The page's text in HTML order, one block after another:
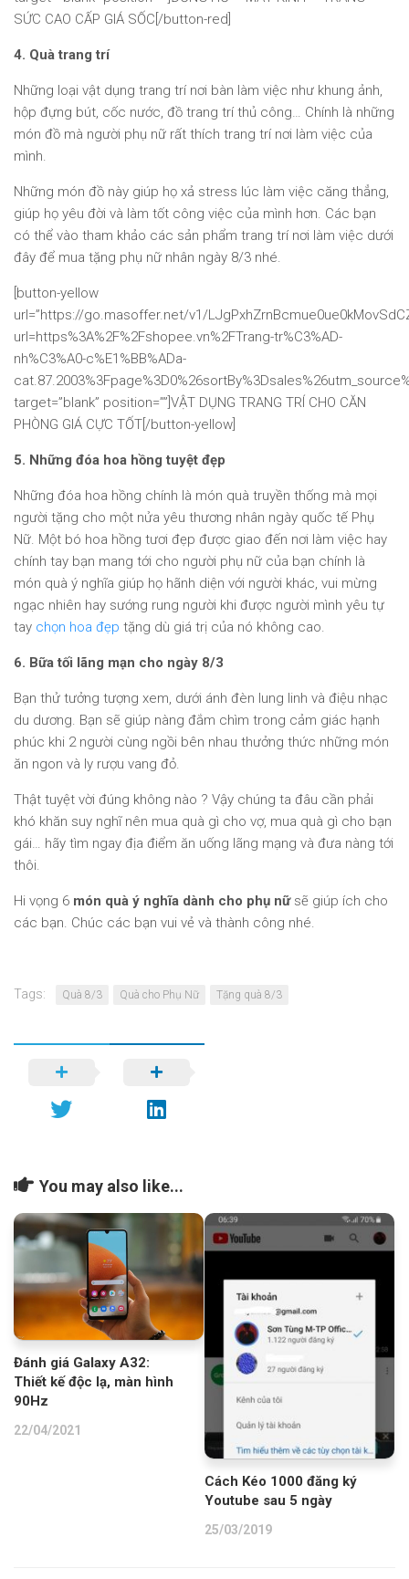
SỨC CAO CẤP GIÁ SỐC[/button-red]
4. Quà trang trí
Những loại vật dụng trang trí nơi bàn làm việc như khung ảnh,
hộp đựng bút, cốc nước, đồ trang trí thủ công… Chính là những
món đồ mà người phụ nữ rất thích trang trí nơi làm việc của
mình.
Những món đồ này giúp họ xả stress lúc làm việc căng thẳng,
giúp họ yêu đời và làm tốt công việc của mình hơn. Các bạn
có thể vào tham khảo các sản phẩm trang trí nơi làm việc dưới
đây để mua tặng phụ nữ nhân ngày 8/3 nhé.
[button-yellow
url=”https://go.masoffer.net/v1/
url=https%3A%2F%2Fshopee.vn%2FTrang-tr%C3%AD-
nh%C3%A0-c%E1%BB%ADa-
target=”blank” position=””]VẬT DỤNG TRANG TRÍ CHO CĂN
PHÒNG GIÁ CỰC TỐT[/button-yellow]
5. Những đóa hoa hồng tuyệt đẹp
Những đóa hoa hồng chính là món quà truyền thống mà mọi
người tặng cho một nửa yêu thương nhân ngày quốc tế Phụ
Nữ. Một bó hoa hồng tươi đẹp được giao đến nơi làm việc hay
chính tay bạn mang tới cho người phụ nữ của bạn chính là
món quà ý nghĩa giúp họ hãnh diện với người khác, vui mừng
ngạc nhiên hay sướng rung người khi được người mình yêu tự
tay chọn hoa đẹp tặng dù giá trị của nó không cao.
6. Bữa tối lãng mạn cho ngày 8/3
Bạn thử tưởng tượng xem, dưới ánh đèn lung linh và điệu nhạc
du dương. Bạn sẽ giúp nàng đắm chìm trong cảm giác hạnh
phúc khi 2 người cùng ngồi bên nhau thưởng thức những món
ăn ngon và ly rượu vang đỏ.
Thật tuyệt vời đúng không nào ? Vậy chúng ta đâu cần phải
khó khăn suy nghĩ nên mua quà gì cho vợ, mua quà gì cho bạn
gái… hãy tìm ngay địa điểm ăn uống lãng mạng và đưa nàng tới
thôi.
Hi vọng 6 món quà ý nghĩa dành cho phụ nữsẽ giúp ích cho
các bạn. Chúc các bạn vui vẻ và thành công nhé.
Tags: Quà 8/3 Quà cho Phụ Nữ Tặng quà 8/3
You may also like...
Đánh giá Galaxy A32:
Thiết kế độc lạ, màn hình
90Hz
22/04/2021
Cách Kéo 1000 đăng ký
Youtube sau 5 ngày
25/03/2019